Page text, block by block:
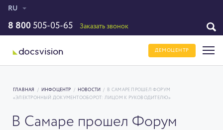
RU
8 800 505-05-65 Заказать звонок
ДЕМОЦЕНТР
ГЛАВНАЯ / ИНФОЦЕНТР / НОВОСТИ /
В САМАРЕ ПРОШЕЛ ФОРУМ
«ЭЛЕКТРОННЫЙ ДОКУМЕНТООБОРОТ: ЛИЦОМ К РУКОВОДИТЕЛЮ»
В Самаре прошел Форум